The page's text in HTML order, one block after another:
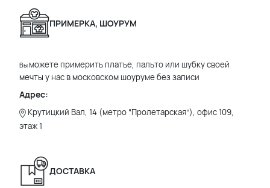
ПРИМЕРКА, ШОУРУМ
Вы можете примерить платье, пальто или шубку своей
мечты у нас в московском шоуруме без записи
Адрес:
Крутицкий Вал, 14 (метро “Пролетарская”), офис 109,
этаж 1
ДОСТАВКА